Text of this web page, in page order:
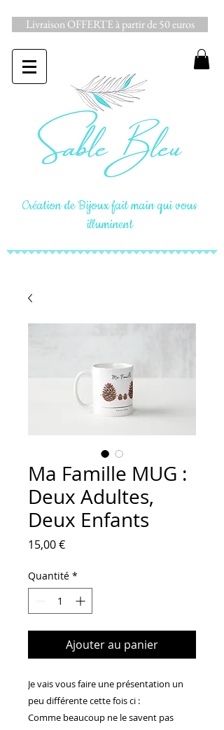
Livraison OFFERTE à partir de 50 euros
Création de Bijoux fait main qui vous
illuminent
Ma Famille MUG :
Deux Adultes,
Deux Enfants
15,00 €Prix
Quantité *
Ajouter au panier
Je vais vous faire une présentation un
peu différente cette fois ci :
Comme beaucoup ne le savent pas